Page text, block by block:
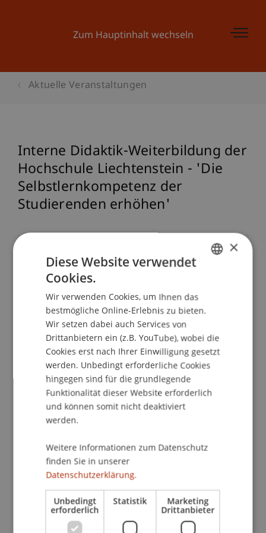
Zum Hauptinhalt wechseln
Aktuelle Veranstaltungen
Interne Didaktik-Weiterbildung der
Hochschule Liechtenstein - 'Die
Selbstlernkompetenz der
Studierenden erhöhen'
Dozierende:
Prof. Dr. Christoph Metzger
Dr. Sabine Seufert
School/Professur:
Selbstlernkompetenz
Lernstrategienrepertoire (Uebersicht und
Inhaltliche und methodische Konsequenzen für
den eigenen Unterricht
Veranstaltungsdetails
Kontakt
×
Diese Website verwendet
Cookies.
Wir verwenden Cookies, um Ihnen das
bestmögliche Online-Erlebnis zu bieten.
Wir setzen dabei auch Services von
Drittanbietern ein (z.B. YouTube), wobei die
Cookies erst nach Ihrer Einwilligung gesetzt
werden. Unbedingt erforderliche Cookies
hingegen sind für die grundlegende
Funktionalität dieser Website erforderlich
und können somit nicht deaktiviert
werden.
Weitere Informationen zum Datenschutz
finden Sie in unserer
Datenschutzerklärung.
Unbedingt
erforderlich
Statistik Marketing
Drittanbieter